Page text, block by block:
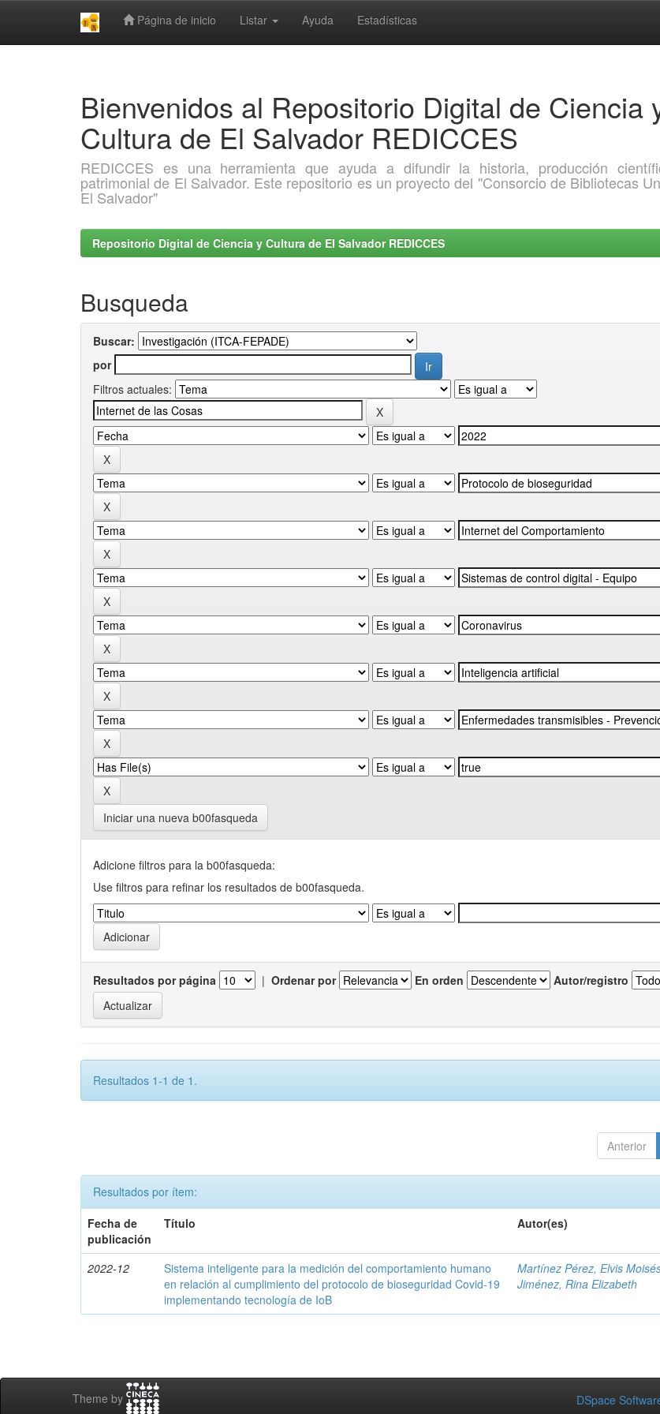
Página de inicio Listar Ayuda Estadísticas
Bienvenidos al Repositorio Digital de Ciencia
Cultura de El Salvador REDICCES
REDICCES es una herramienta que ayuda a difundir la historia, producción
patrimonial de El Salvador. Este repositorio es un proyecto del "Consorcio de Bibliotecas
El Salvador"
Repositorio Digital de Ciencia y Cultura de El Salvador REDICCES
Busqueda
Buscar:
por
Filtros actuales:
Iniciar una nueva b00fasqueda
Adicione filtros para la b00fasqueda:
Use filtros para refinar los resultados de b00fasqueda.
Resultados por página | Ordenar por En orden Autor/registro
Resultados 1-1 de 1.
Anterior
Resultados por ítem:
Fecha de
publicación
Título Autor(es)
2022-12
Sistema inteligente para la medición del comportamiento humano
en relación al cumplimiento del protocolo de bioseguridad Covid-19
implementando tecnología de IoB
Martínez Pérez, Elvis
Jiménez, Rina Elizabeth
Theme by DSpace